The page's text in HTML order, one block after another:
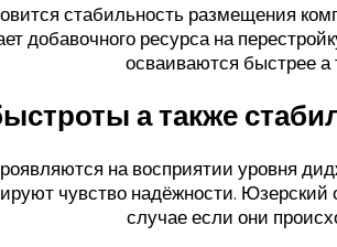
стабильность размещения
добавочного ресурса на
осваиваются быстрее а
а также
на восприятии уровня
чувство надёжности.
случае если они